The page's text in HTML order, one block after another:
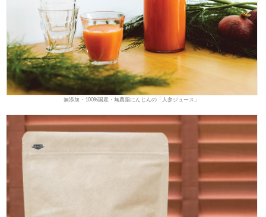
無添加・100%国産・無農薬にんじんの「人参ジュース」